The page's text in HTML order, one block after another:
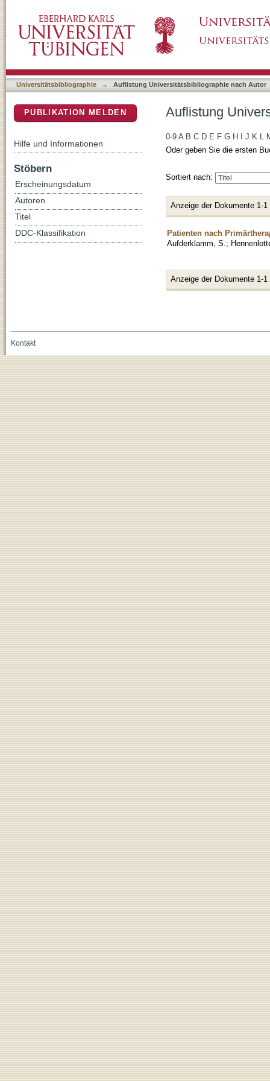
Universitätsbibliographie → Auflistung Universitätsbibliographie nach Autor
Auflistung
0-9 A B C D E F G H J K L
Oder geben Sie die ersten
Sortiert nach:
Anzeige der Dokumente 1-1
Patienten nach
Aufderklamm, S. ;
Anzeige der Dokumente 1-1
PUBLIKATION MELDEN
Hilfe und Informationen
Stöbern
Erscheinungsdatum
Autoren
Titel
DDC-Klassifikation
Kontakt